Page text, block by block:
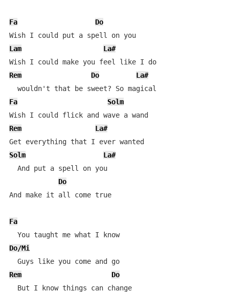
Fa
Do
Wish I could put a spell on you
Lam
La#
Wish I could make you feel like I do
Rem
Do
La#
Fa
Solm
Rem
La#
Solm
La#
  And put a spell on you
Do
And make it all come true
Fa
  You taught me what I know
Do/Mi
  Guys like you come and go
Rem
Do
  But I know things can change